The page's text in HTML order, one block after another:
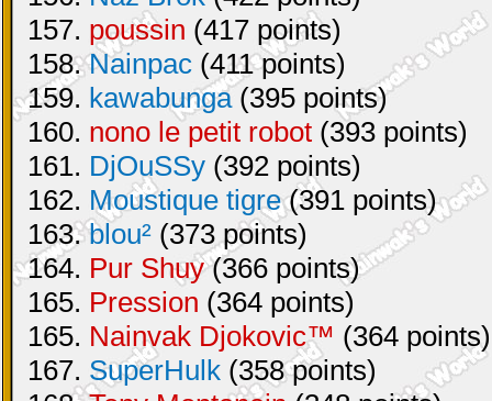
157. poussin (417 points)
158.Nainpac (411 points)
159. kawabunga(395 points)
160. nono le petit robot (393 points)
161. DjOuSSy (392 points)
162. Moustique tigre(391 points)
163.blou² (373 points)
164. Pur Shuy(366 points)
165. Pression (364 points)
165. Nainvak Djokovic™ (364 points)
167. SuperHulk (358 points)